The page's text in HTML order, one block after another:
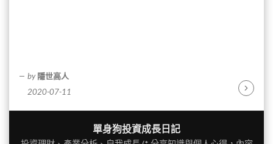
by 隱世高人
2020-07-11
單身狗投資成長日記